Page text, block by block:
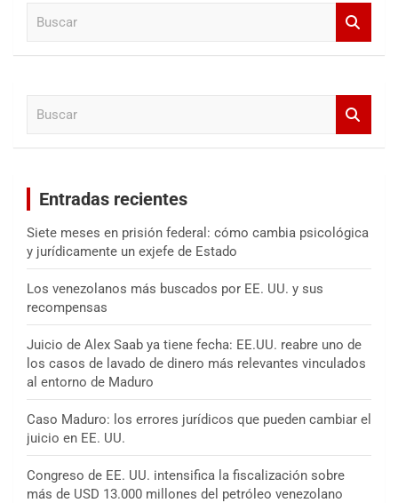
Entradas recientes
Siete meses en prisión federal: cómo cambia psicológica
y jurídicamente un exjefe de Estado
Los venezolanos más buscados por EE. UU. y sus
recompensas
Juicio de Alex Saab ya tiene fecha: EE.UU. reabre uno de
los casos de lavado de dinero más relevantes vinculados
al entorno de Maduro
Caso Maduro: los errores jurídicos que pueden cambiar el
juicio en EE. UU.
Congreso de EE. UU. intensifica la fiscalización sobre
más de USD 13.000 millones del petróleo venezolano